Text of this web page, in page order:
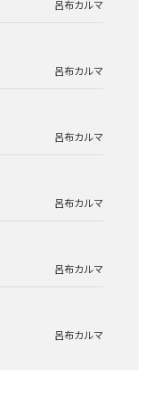
呂布カルマ
呂布カルマ
呂布カルマ
呂布カルマ
呂布カルマ
呂布カルマ